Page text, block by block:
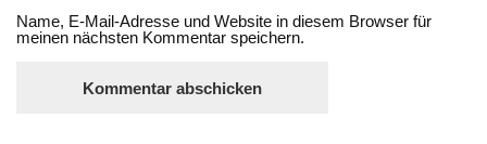
Name, E-Mail-Adresse und Website in diesem Browser für
meinen nächsten Kommentar speichern.